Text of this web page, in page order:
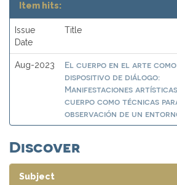
Item hits:
Issue
Date
Title
Aug-2023
El cuerpo en el arte como
dispositivo de diálogo:
Manifestaciones
cuerpo como técnicas
observación de un
Discover
Subject